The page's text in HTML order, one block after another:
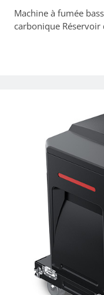
Machine à fumée
carbonique Réservoir